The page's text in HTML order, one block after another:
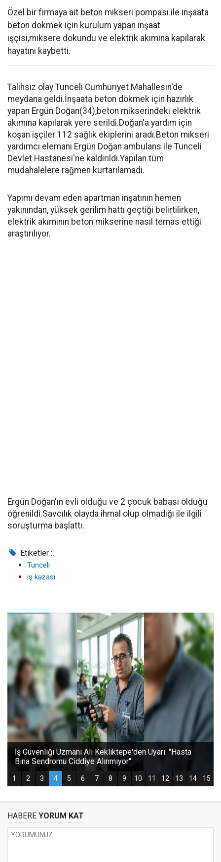
Özel bir firmaya ait beton mikseri pompası ile inşaata
beton dökmek için kurulum yapan inşaat
işçisi,miksere dokundu ve elektrik akımına kapılarak
hayatını kaybetti.
Talihsiz olay Tunceli Cumhuriyet Mahallesin'de
meydana geldi.İnşaata beton dökmek için hazırlık
yapan Ergün Doğan(34),beton mikserindeki elektrik
akımına kapılarak yere serildi.Doğan'a yardım için
koşan işçiler 112 sağlık ekiplerini aradı.Beton mikseri
yardımcı elemanı Ergün Doğan ambulans ile Tunceli
Devlet Hastanesi'ne kaldırıldı.Yapılan tüm
müdahalelere rağmen kurtarılamadı.
Yapımı devam eden apartman inşatının hemen
yakınından, yüksek gerilim hattı geçtiği belirtilirken,
elektrik akımının beton mikserine nasıl temas ettiği
araştırılıyor.
Ergün Doğan'ın evli olduğu ve 2 çocuk babası olduğu
öğrenildi.Savcılık olayda ihmal olup olmadığı ile ilgili
soruşturma başlattı.
Etiketler :
Tunceli
iş kazası
HABERE YORUM KAT